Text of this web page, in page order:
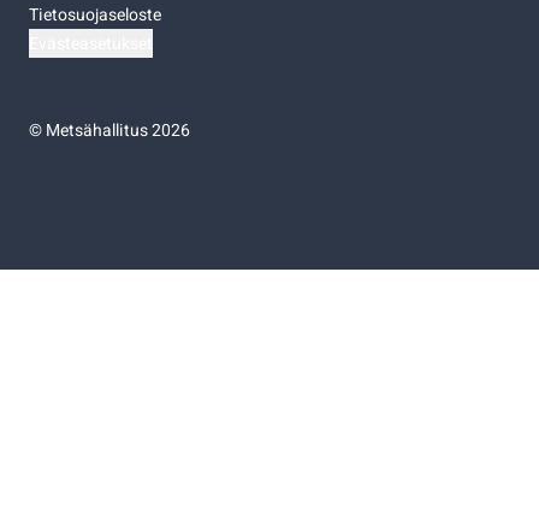
Tietosuojaseloste
©Metsähallitus 2026